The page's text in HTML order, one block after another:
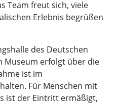
Team freut sich, viele
Erlebnis begrüßen
des Deutschen
Museum erfolgt über die
ist im
Für Menschen mit
ist der Eintritt ermäßigt,